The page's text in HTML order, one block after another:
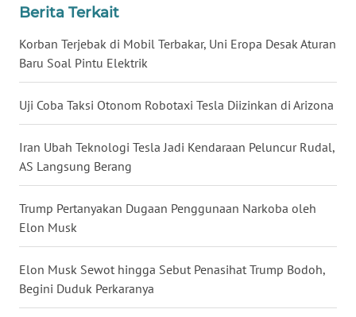
Berita Terkait
Korban Terjebak di Mobil Terbakar, Uni Eropa Desak Aturan
Baru Soal Pintu Elektrik
Uji Coba Taksi Otonom Robotaxi Tesla Diizinkan di Arizona
Iran Ubah Teknologi Tesla Jadi Kendaraan Peluncur Rudal,
AS Langsung Berang
Trump Pertanyakan Dugaan Penggunaan Narkoba oleh
Elon Musk
Elon Musk Sewot hingga Sebut Penasihat Trump Bodoh,
Begini Duduk Perkaranya
BABEL
WN
SUMBAR
WN
BENGKULU
LAMPUNG